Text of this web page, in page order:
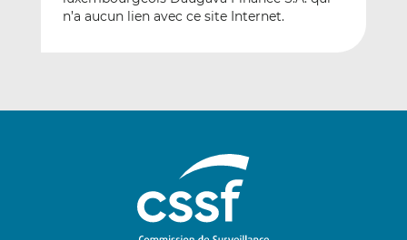
n’a aucun lien avec ce site Internet.